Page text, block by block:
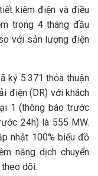
kiệm điện và điều
trong 4 tháng đầu
với sản lượng điện
ký 5.371 thỏa thuận
điện (DR) với khách
1 (thông báo trước
24h) là 555 MW.
nhật 100% biểu đồ
năng dịch chuyển
dõi.